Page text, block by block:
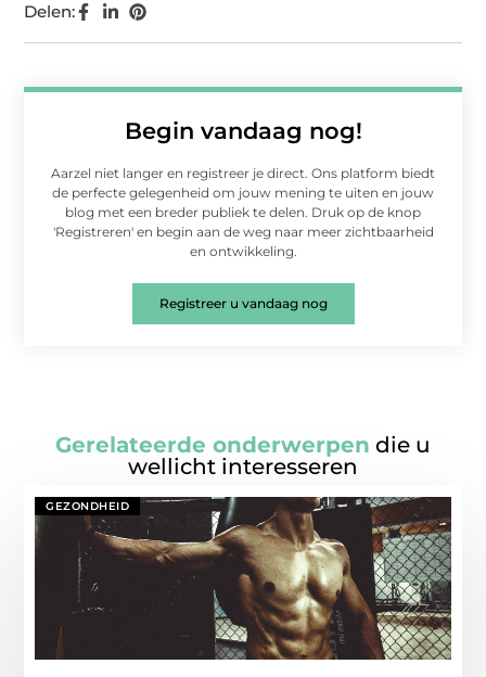
Begin vandaag nog!
Aarzel niet langer en registreer je direct. Ons platform biedt
de perfecte gelegenheid om jouw mening te uiten en jouw
blog met een breder publiek te delen. Druk op de knop
'Registreren' en begin aan de weg naar meer zichtbaarheid
en ontwikkeling.
Registreer u vandaag nog
Delen:
Gerelateerde onderwerpen die u
wellicht interesseren
GEZONDHEID